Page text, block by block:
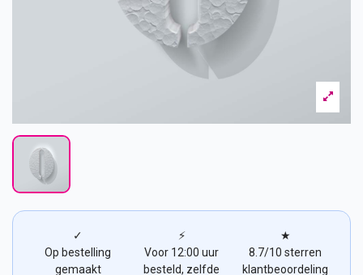
✓
Op bestelling
gemaakt
⚡
Voor 12:00 uur
besteld, zelfde
★
8.7/10 sterren
klantbeoordeling